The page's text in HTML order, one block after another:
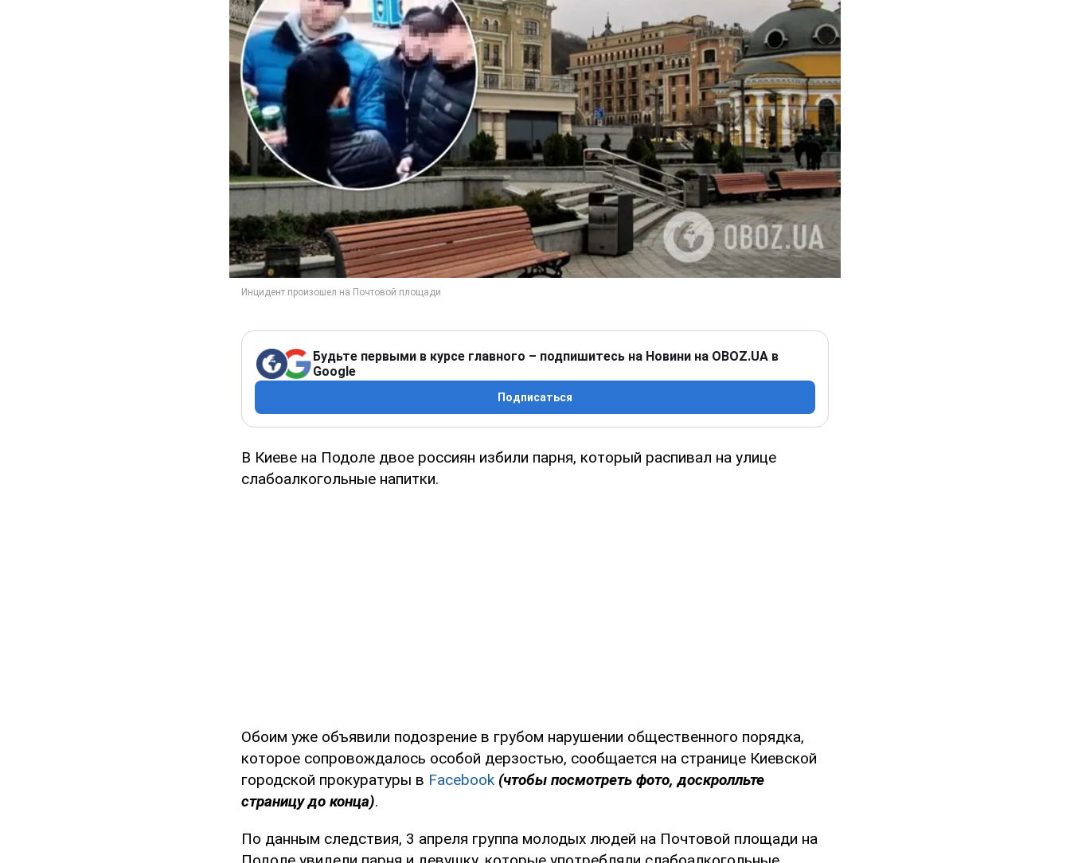
Будьте первыми в курсе главного – подпишитесь на Новини на OBOZ.UA в
Google
Подписаться
В Киеве на Подоле двое россиян избили парня, который распивал на улице
слабоалкогольные напитки.
Обоим уже объявили подозрение в грубом нарушении общественного порядка,
которое сопровождалось особой дерзостью, сообщается на странице Киевской
городской прокуратуры в Facebook (чтобы посмотреть фото, доскролльте
страницу до конца).
По данным следствия, 3 апреля группа молодых людей на Почтовой площади на